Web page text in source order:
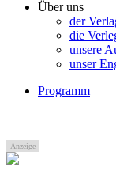
Über uns
der
die
unsere
unser
Programm
Anzeige